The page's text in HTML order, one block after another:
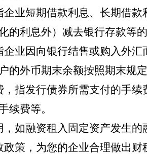
企业短期借款利息、长期借
的利息外）减去银行存款等
企业因向银行结售或购入外
的外币期末余额按照期末规
，指发行债券所需支付的手
续费等。
，如融资租入固定资产发生的
政策，为您的企业合理做出